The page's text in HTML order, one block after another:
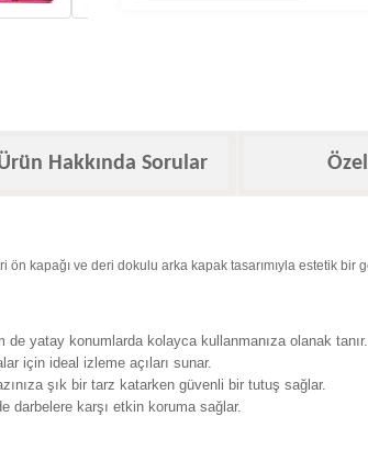
Hakkında Sorular
kapağı ve deri dokulu arka kapak tasarımıyla estetik
yatay konumlarda kolayca kullanmanıza olanak tanır.
için ideal izleme açıları sunar.
şık bir tarz katarken güvenli bir tutuş sağlar.
darbelere karşı etkin koruma sağlar.